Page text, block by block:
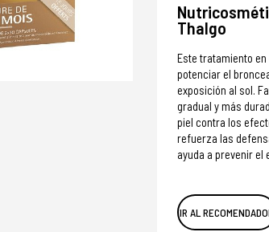
Thalgo
Este tratamiento
potenciar el
exposición al sol.
gradual y más
piel contra los
refuerza las
ayuda a prevenir el
IR AL